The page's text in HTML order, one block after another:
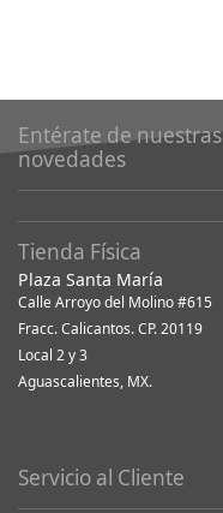
Entérate de nuestras
novedades
Tienda Física
Plaza Santa María
Calle Arroyo del Molino #615
Fracc. Calicantos. CP. 20119
Local 2 y 3
Aguascalientes, MX.
Servicio al Cliente